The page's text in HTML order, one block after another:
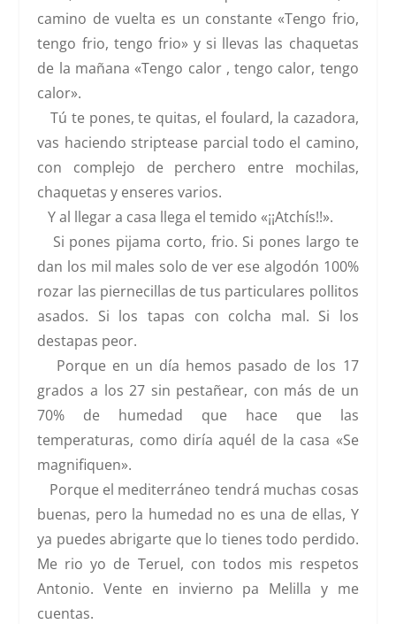
camino de vuelta es un constante «Tengo frio,
tengo frio, tengo frio» y si llevas las chaquetas
de la mañana «Tengo calor , tengo calor, tengo
calor».
Tú te pones, te quitas, el foulard, la cazadora,
vas haciendo striptease parcial todo el camino,
con complejo de perchero entre mochilas,
chaquetas y enseres varios.
Y al llegar a casa llega el temido «¡¡Atchís!!».
Si pones pijama corto, frio. Si pones largo te
dan los mil males solo de ver ese algodón 100%
rozar las piernecillas de tus particulares pollitos
asados. Si los tapas con colcha mal. Si los
destapas peor.
Porque en un día hemos pasado de los 17
grados a los 27 sin pestañear, con más de un
70% de humedad que hace que las
temperaturas, como diría aquél de la casa «Se
magnifiquen».
Porque el mediterráneo tendrá muchas cosas
buenas, pero la humedad no es una de ellas, Y
ya puedes abrigarte que lo tienes todo perdido.
Me rio yo de Teruel, con todos mis respetos
Antonio. Vente en invierno pa Melilla y me
cuentas.